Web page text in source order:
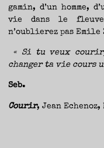
gamin, d’un homme,
vie dans le
n’oublierez pas Emile
« Si tu veux
changer ta vie cours
Seb.
Courir, Jean